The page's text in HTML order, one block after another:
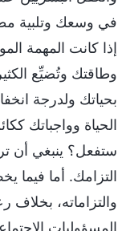
في وسعك وتلبية
إذا كانت المهمة
وطاقتك وتُضيِّع
بحياتك ولدرجة
الحياة وواجباتك
ستفعل؟ ينبغي أن
التزامك. أما
والتزاماته، بخلاف
المسؤوليات